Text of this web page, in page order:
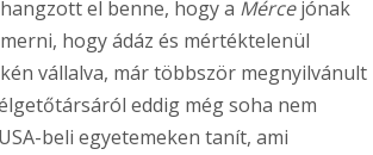
el benne, hogy a Mércejónak
hogy ádáz és mértéktelenül
vállalva, már többször megnyilvánult
eddig még soha nem
beli egyetemeken tanít, ami